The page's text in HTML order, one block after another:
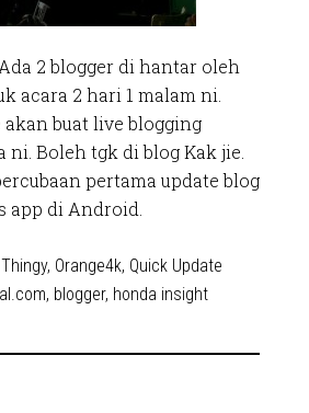
2 blogger di hantar oleh
acara 2 hari 1 malam ni.
akan buat live blogging
ni. Boleh tgk di blog Kak jie.
pertama update blog
app di Android.
, Orange4k, Quick Update
, blogger, honda insight